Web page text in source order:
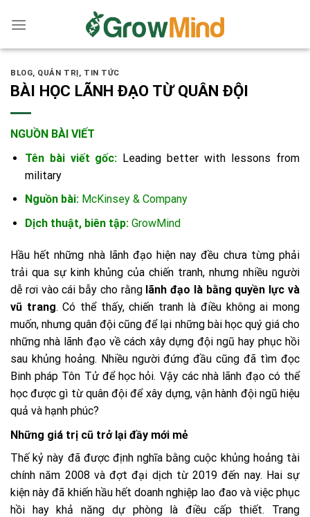
BLOG, QUẢN TRỊ, TIN TỨC
BÀI HỌC LÃNH ĐẠO TỪ QUÂN ĐỘI
NGUỒN BÀI VIẾT
Tên bài viết gốc: Leading better with lessons from
military
Nguồn bài:McKinsey & Company
Dịch thuật, biên tập:GrowMind
Hầu hết những nhà lãnh đạo hiện nay đều chưa từng phải
trải qua sự kinh khủng của chiến tranh, nhưng nhiều người
dễ rơi vào cái bẫy cho rằng lãnh đạo là bằng quyền lực và
vũ trang. Có thể thấy, chiến tranh là điều không ai mong
muốn, nhưng quân đội cũng để lại những bài học quý giá cho
những nhà lãnh đạo về cách xây dựng đội ngũ hay phục hồi
sau khủng hoảng. Nhiều người đứng đầu cũng đã tìm đọc
Binh pháp Tôn Tử để học hỏi. Vậy các nhà lãnh đạo có thể
học được gì từ quân đội để xây dựng, vận hành đội ngũ hiệu
quả và hạnh phúc?
Những giá trị cũ trở lại đầy mới mẻ
Thế kỷ này đã được định nghĩa bằng cuộc khủng hoảng tài
chính năm 2008 và đợt đại dịch từ 2019 đến nay. Hai sự
kiện này đã khiến hầu hết doanh nghiệp lao đao và việc phục
hồi hay khả năng dự phòng là điều cấp thiết. Trang